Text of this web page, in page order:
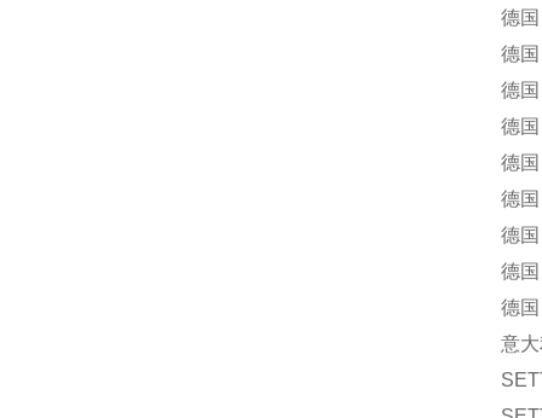
德国
德国
德国
德国
德国
德国
德国
德国
德国
意大